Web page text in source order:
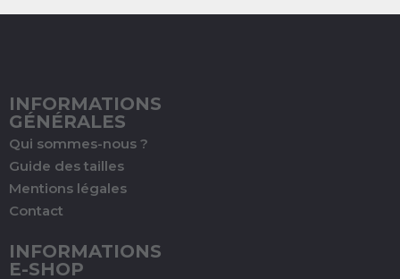
INFORMATIONS
GÉNÉRALES
Qui sommes-nous ?
Guide des tailles
Mentions légales
Contact
INFORMATIONS
E-SHOP